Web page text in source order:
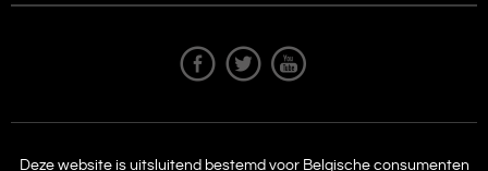
Deze website is uitsluitend bestemd voor Belgische consumenten